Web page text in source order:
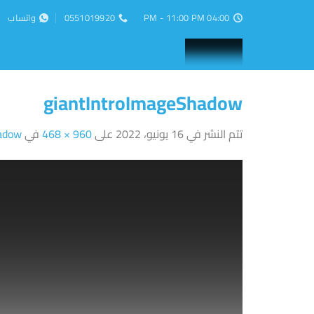
04:00 PM - 11:00 PM
0551019920 واتساب
giantIntroImageShadow
تتم النشر في16 يونيو، 2022 على960 × 468 في